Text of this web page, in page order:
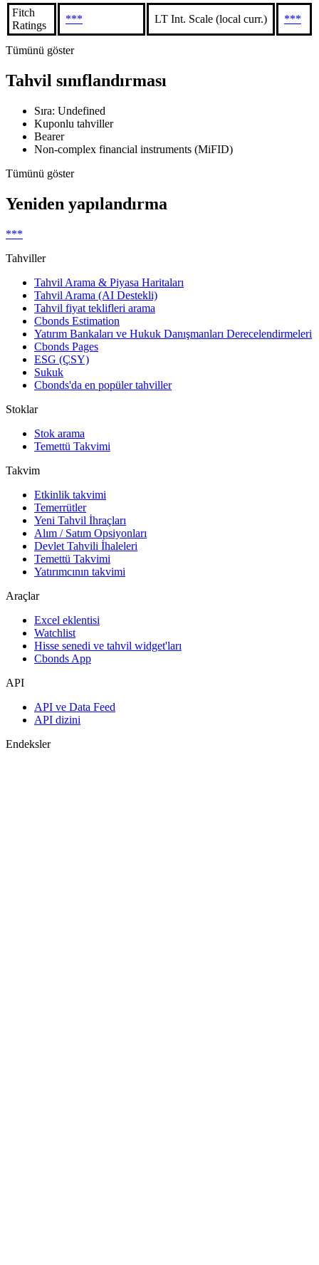
Fitch
Ratings
*** LT Int. Scale (local curr.) ***
Tümünü göster
Tahvil sınıflandırması
Sıra: Undefined
Kuponlu tahviller
Bearer
Non-complex financial instruments (MiFID)
Tümünü göster
Yeniden yapılandırma
***
Tahviller
Tahvil Arama & Piyasa Haritaları
Tahvil Arama (AI Destekli)
Tahvil fiyat teklifleri arama
Cbonds Estimation
Yatırım Bankaları ve Hukuk Danışmanları Derecelendirmeleri
Cbonds Pages
ESG (ÇSY)
Sukuk
Cbonds'da en popüler tahviller
Stoklar
Stok arama
Temettü Takvimi
Takvim
Etkinlik takvimi
Temerrütler
Yeni Tahvil İhraçları
Alım / Satım Opsiyonları
Devlet Tahvili İhaleleri
Temettü Takvimi
Yatırımcının takvimi
Araçlar
Excel eklentisi
Watchlist
Hisse senedi ve tahvil widget'ları
Cbonds App
API
API ve Data Feed
API dizini
Endeksler